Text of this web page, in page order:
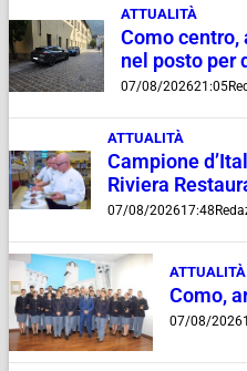
ATTUALITÀ
Como centro,
nel posto per
07/08/202621:05
ATTUALITÀ
Campione
Riviera
07/08/202617:48
ATTUALITÀ
Como,
07/08/2026